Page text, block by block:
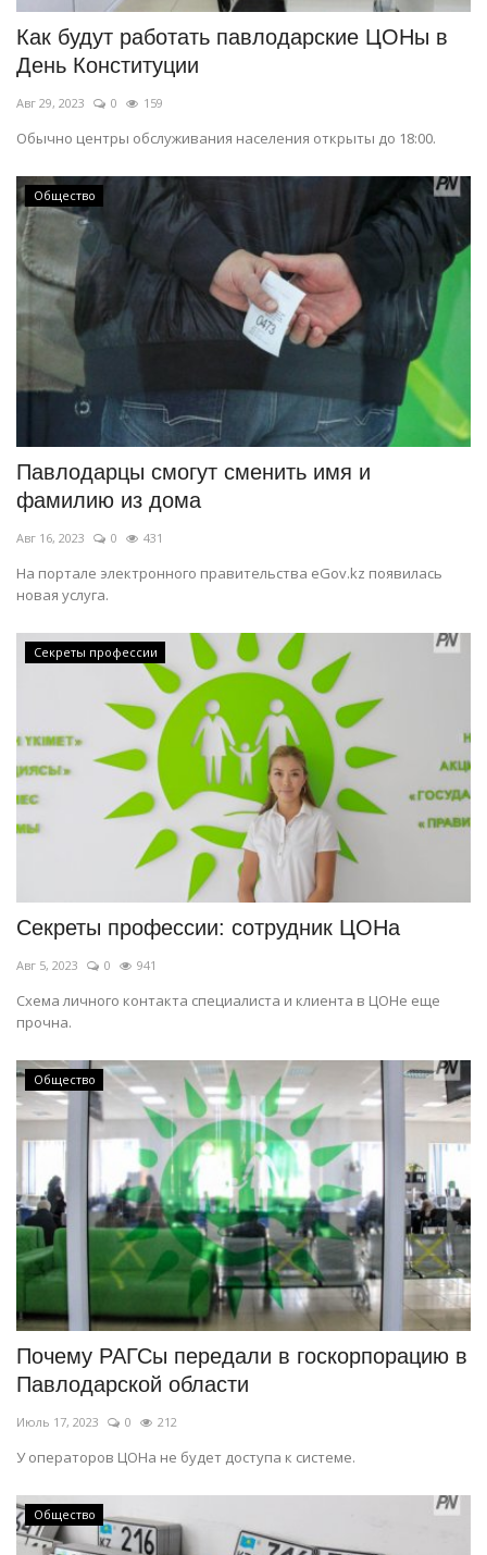
Как будут работать павлодарские ЦОНы в
День Конституции
Авг 29, 2023 0 159
Обычно центры обслуживания населения открыты до 18:00.
Общество
Павлодарцы смогут сменить имя и
фамилию из дома
Авг 16, 2023 0 431
На портале электронного правительства eGov.kz появилась
новая услуга.
Секреты профессии
Секреты профессии: сотрудник ЦОНа
Авг 5, 2023 0 941
Схема личного контакта специалиста и клиента в ЦОНе еще
прочна.
Общество
Почему РАГСы передали в госкорпорацию в
Павлодарской области
Июль 17, 2023 0 212
У операторов ЦОНа не будет доступа к системе.
Общество